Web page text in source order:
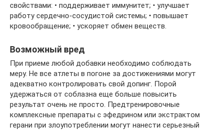
свойствами: • поддерживает иммунитет; • улучшает
работу сердечно-сосудистой системы; • повышает
кровообращение; • ускоряет обмен веществ.
Возможный вред
При приеме любой добавки необходимо соблюдать
меру. Не все атлеты в погоне за достижениями могут
адекватно контролировать свой допинг. Порой
удержаться от соблазна еще больше повысить
результат очень не просто. Предтренировочные
комплексные препараты с эфедрином или экстрактом
герани при злоупотреблении могут нанести серьезный